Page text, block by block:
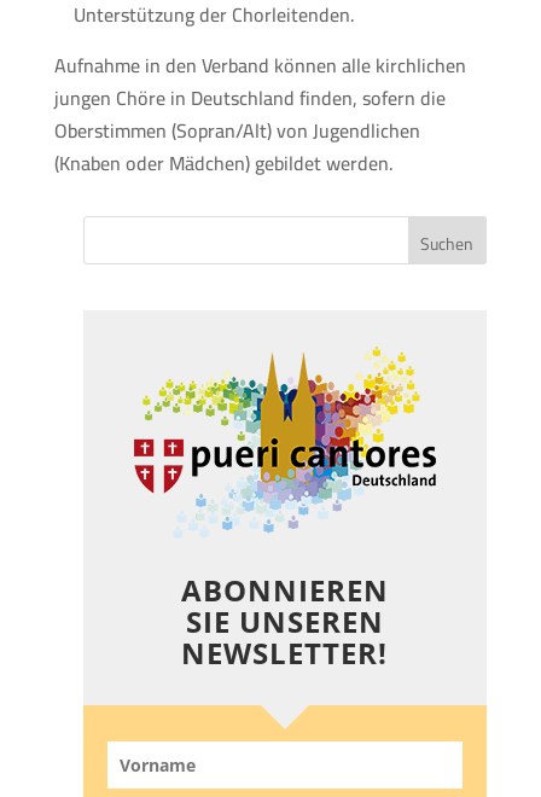
Unterstützung der Chorleitenden.
Aufnahme in den Verband können alle kirchlichen
jungen Chöre in Deutschland finden, sofern die
Oberstimmen (Sopran/Alt) von Jugendlichen
(Knaben oder Mädchen) gebildet werden.
ABONNIEREN
SIE UNSEREN
NEWSLETTER!